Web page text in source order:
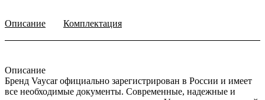
Описание Комплектация
Описание
Бренд Vaycar официально зарегистрирован в России и имеет
все необходимые документы. Современные, надежные и